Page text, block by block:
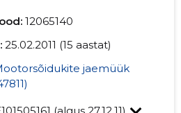
12065140
25.02.2011 (15 aastat)
jaemüük